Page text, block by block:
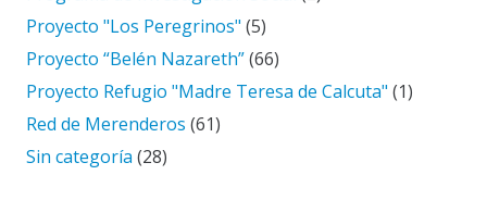
Proyecto "Los Peregrinos" (5)
Proyecto “Belén Nazareth”(66)
Proyecto Refugio "Madre Teresa de Calcuta" (1)
Red de Merenderos (61)
Sin categoría (28)